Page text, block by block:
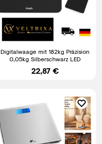
Digitalwaage mit 182kg Präzision
0,05kg Silberschwarz LED
22,87 €